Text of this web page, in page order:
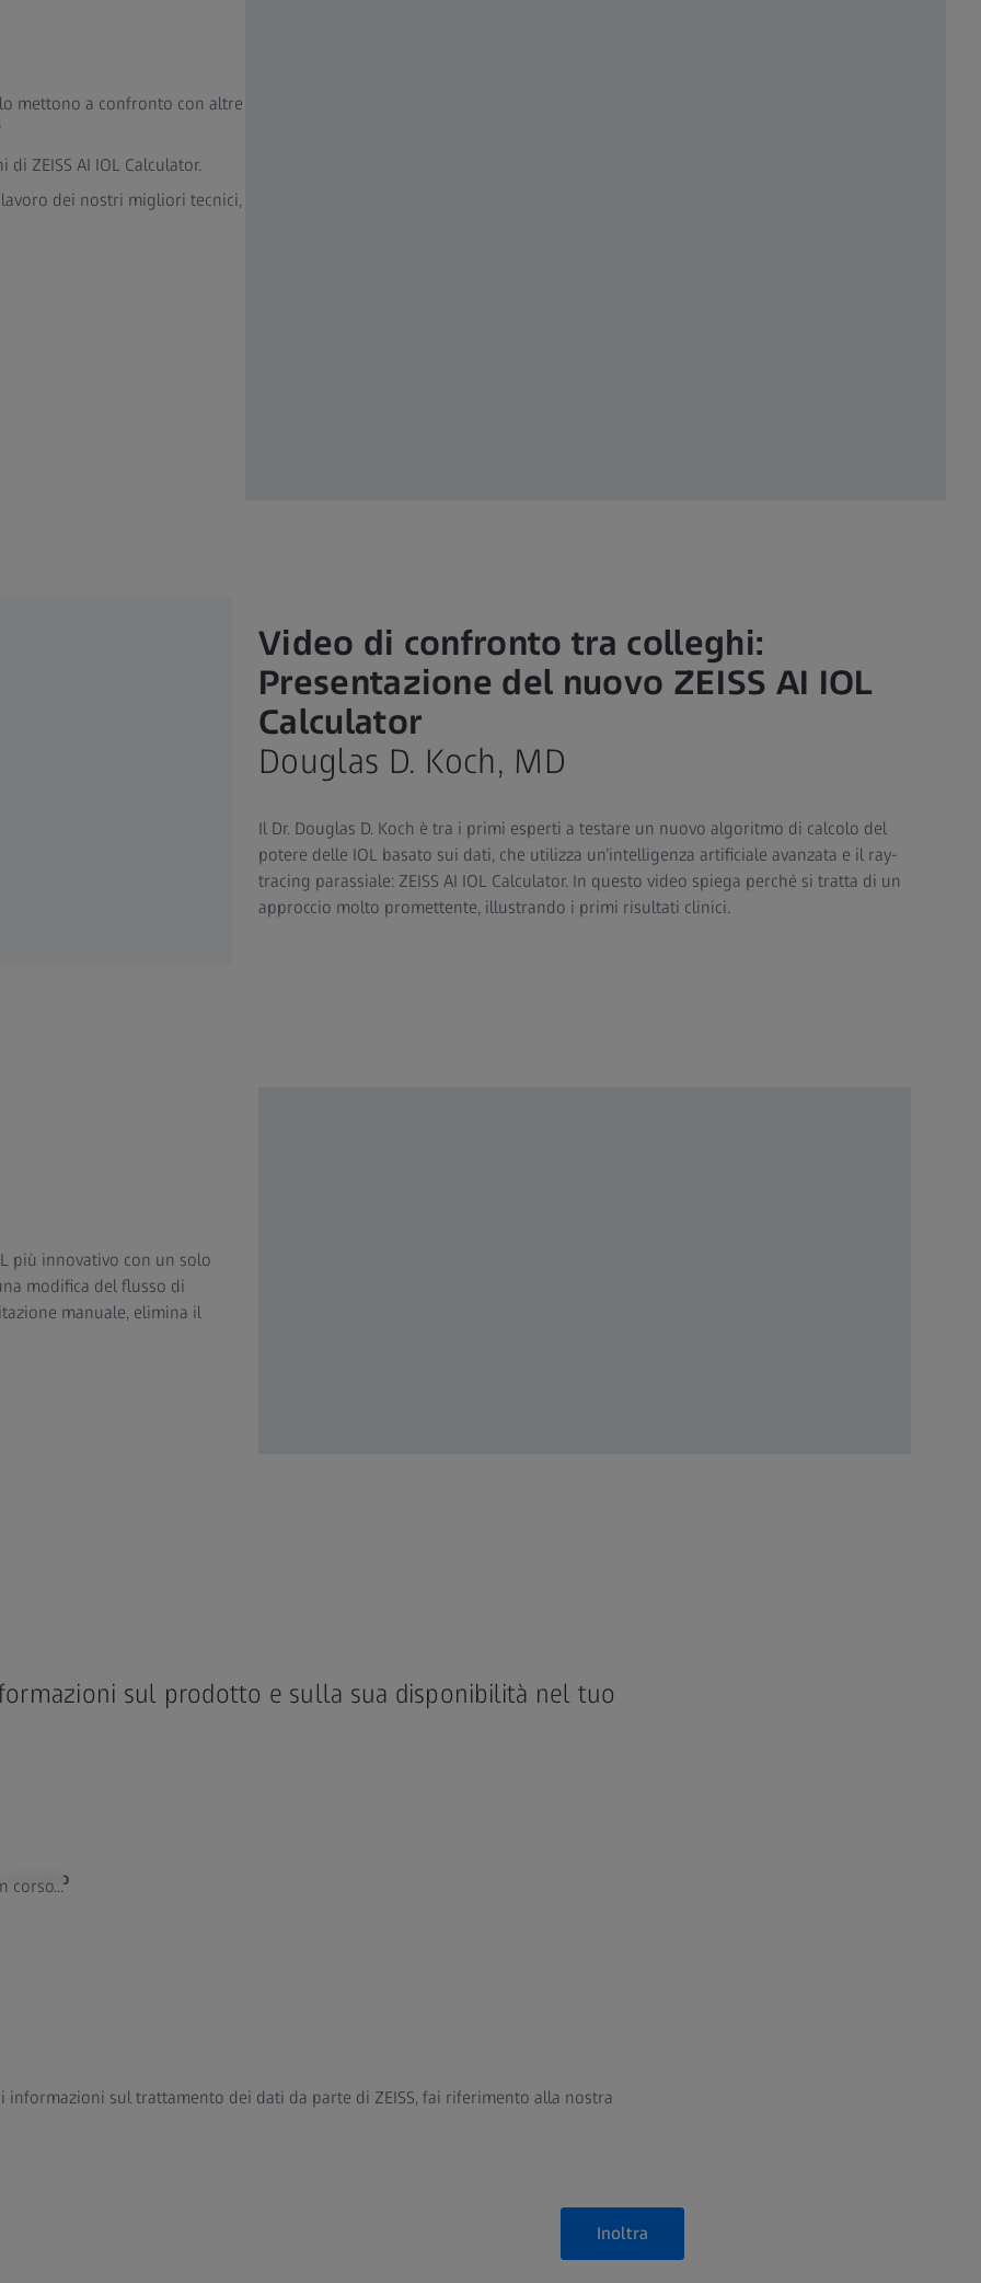
lo mettono a confronto con altre
ZEISS AI IOL Calculator.
lavoro dei nostri migliori tecnici,
Video di confronto tra colleghi:
Presentazione del nuovo ZEISS AI IOL
Calculator
Douglas D. Koch, MD
Il Dr. Douglas D. Koch è tra i primi esperti a testare un nuovo algoritmo di calcolo del
potere delle IOL basato sui dati, che utilizza un’intelligenza artificiale avanzata e il ray-
tracing parassiale: ZEISS AI IOL Calculator. In questo video spiega perché si tratta di un
approccio molto promettente, illustrando i primi risultati clinici.
più innovativo con un solo
modifica del flusso di
manuale, elimina il
sul prodotto e sulla sua disponibilità nel tuo
corso...
contatto
informazioni sul trattamento dei dati da parte di ZEISS, fai riferimento alla nostra
Inoltra